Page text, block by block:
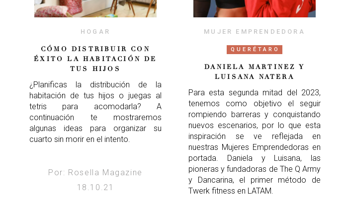
HOGAR
CÓMO DISTRIBUIR CON
ÉXITO LA HABITACIÓN DE
TUS HIJOS
¿Planificas la distribución de la
habitación de tus hijos o juegas al
tetris para acomodarla? A
continuación te mostraremos
algunas ideas para organizar su
cuarto sin morir en el intento.
Por: Rosella Magazine
18.10.21
MUJER EMPRENDEDORA
QUERÉTARO
DANIELA MARTINEZ Y
LUISANA NATERA
Para esta segunda mitad del 2023,
tenemos como objetivo el seguir
rompiendo barreras y conquistando
nuevos escenarios, por lo que esta
inspiración se ve reflejada en
nuestras Mujeres Emprendedoras en
portada. Daniela y Luisana, las
pioneras y fundadoras de The Q Army
y Dancarina, el primer método de
Twerk fitness en LATAM.